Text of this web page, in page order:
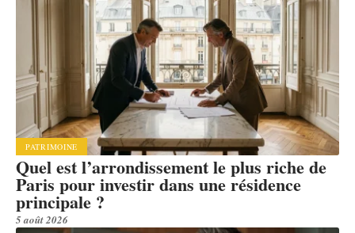
PATRIMOINE
Quel est l’arrondissement le plus riche de
Paris pour investir dans une résidence
principale ?
5 août 2026